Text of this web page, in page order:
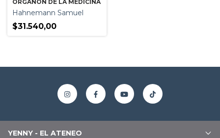
ORGANON DE LA MEDICINA
Hahnemann Samuel
$31.540,00
YENNY - EL ATENEO